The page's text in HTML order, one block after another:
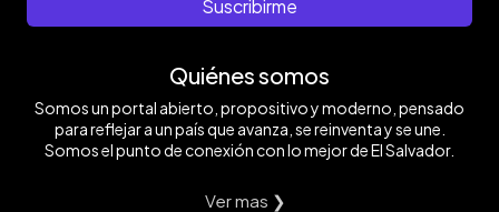
Suscribirme
Quiénes somos
Somos un portal abierto, propositivo y moderno, pensado
para reflejar a un país que avanza, se reinventa y se une.
Somos el punto de conexión con lo mejor de El Salvador.
Ver mas ❯